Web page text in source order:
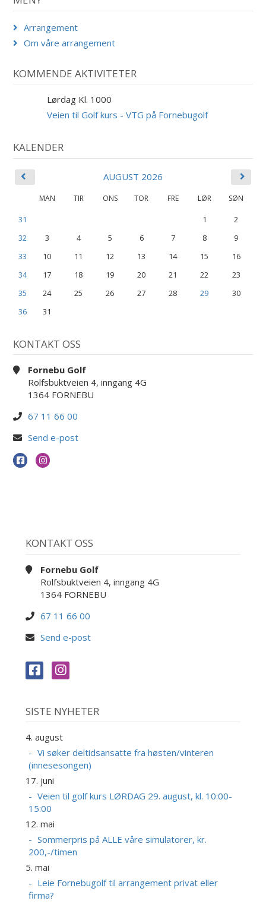
Arrangement
Om våre arrangement
KOMMENDE AKTIVITETER
Lørdag Kl. 1000
Veien til Golf kurs - VTG på Fornebugolf
KALENDER
AUGUST 2026
MAN TIR ONS TOR FRE LØR SØN
31 1
2
32
3 4 5 6 7 8
9
33
10 11 12 13 14 15
16
34
17 18 19 20 21 22
23
35
24 25 26 27 28 29
30
36
31
KONTAKT OSS
Fornebu Golf
Rolfsbuktveien 4, inngang 4G
1364 FORNEBU
67 11 66 00
Send e-post
KONTAKT OSS
Fornebu Golf
Rolfsbuktveien 4, inngang 4G
1364 FORNEBU
67 11 66 00
Send e-post
SISTE NYHETER
4. august
Vi søker deltidsansatte fra høsten/vinteren
(innesesongen)
17. juni
Veien til golf kurs LØRDAG 29. august, kl. 10:00-
15:00
12. mai
Sommerpris på ALLE våre simulatorer, kr.
200,-/timen
5. mai
Leie Fornebugolf til arrangement privat eller
firma?